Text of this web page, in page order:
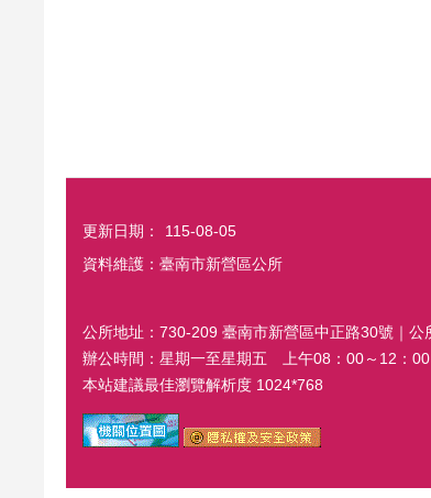
更新日期：
115-08-05
資料維護：臺南市新營區公所
公所地址：730-209 臺南市新營區中正路30號｜
辦公時間：星期一至星期五 上午08：00～12：
本站建議最佳瀏覽解析度 1024*768